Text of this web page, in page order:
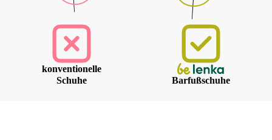
konventionelle
Schuhe
Barfußschuhe